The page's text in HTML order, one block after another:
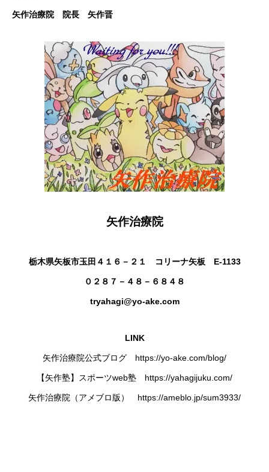
矢作治療院 院長 矢作晋
矢作治療院
栃木県矢板市玉田４１６－２１ コリーナ矢板 E-1133
０２８７－４８－６８４８
tryahagi@yo-ake.com
LINK
矢作治療院公式ブログ https://yo-ake.com/blog/
【矢作塾】スポーツweb塾 https://yahagijuku.com/
矢作治療院（アメブロ版） https://ameblo.jp/sum3933/